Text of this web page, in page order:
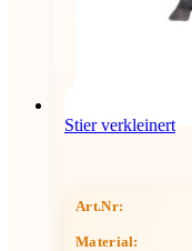
Stier verkleinert
Art.Nr:
Material: